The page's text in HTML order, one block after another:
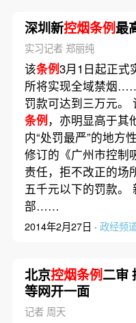
深圳新控烟条例最
实习记者 郑丽纯
该条例3月1日起正式
所将实现全域禁烟
罚款可达到三万元。
条例，亦明显高于其
内“处罚最严”的地方性
修订的《广州市控制
责任，拒不改正的场
五千元以下的罚款。
部……
2014年2月27日 · 政经频
北京控烟条例二审
等网开一面
记者 周天